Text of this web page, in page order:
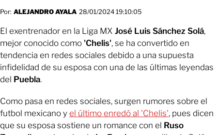
Por: ALEJANDRO AYALA 28/01/2024 19:10:05
El exentrenador en la Liga MX José Luis Sánchez Solá,
mejor conocido como 'Chelis', se ha convertido en
tendencia en redes sociales debido a una supuesta
infidelidad de su esposa con una de las últimas leyendas
del Puebla.
Como pasa en redes sociales, surgen rumores sobre el
futbol mexicano y el último enredó al 'Chelis', pues dicen
que su esposa sostiene un romance con el Ruso